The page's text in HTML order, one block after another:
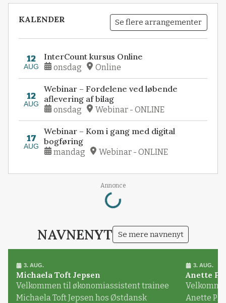
KALENDER Se flere arrangementer
12
AUG
InterCount kursus Online
onsdag Online
12
AUG
Webinar – Fordelene ved løbende
aflevering af bilag
onsdag Webinar - ONLINE
17
AUG
Webinar – Kom i gang med digital
bogføring
mandag Webinar - ONLINE
Annonce
Loading...
NAVNENYT Se mere navnenyt
3. AUG.
Michaela Toft Jepsen
Velkommen til økonomiassistent trainee
Michaela Toft Jepsen hos Østdansk
3. AUG.
Anette
Anette